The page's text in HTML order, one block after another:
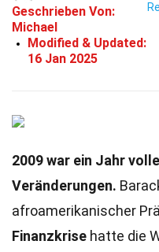
Geschrieben Von:
Michael
Modified & Updated:
16 Jan 2025
2009 war ein Jahr
Veränderungen.
afroamerikanischer
Finanzkrise hatte die